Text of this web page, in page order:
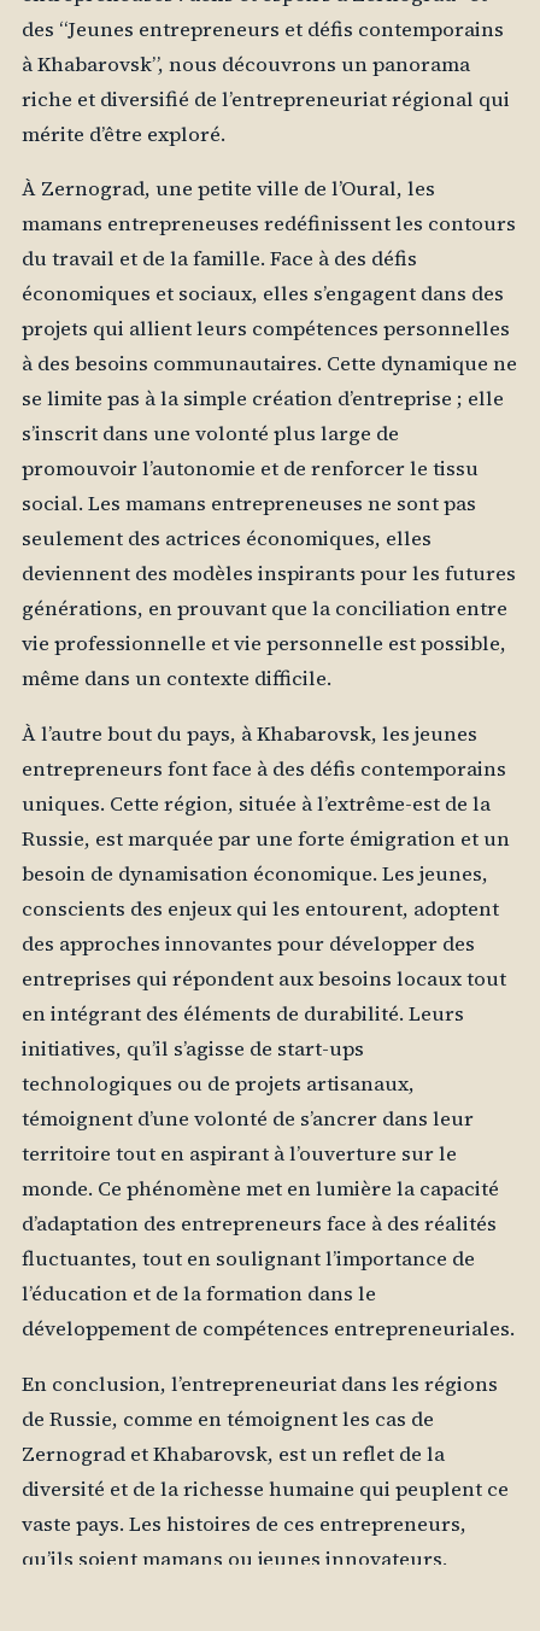
des “Jeunes entrepreneurs et défis contemporains
à Khabarovsk”, nous découvrons un panorama
riche et diversifié de l’entrepreneuriat régional qui
mérite d’être exploré.
À Zernograd, une petite ville de l’Oural, les
mamans entrepreneuses redéfinissent les contours
du travail et de la famille. Face à des défis
économiques et sociaux, elles s’engagent dans des
projets qui allient leurs compétences personnelles
à des besoins communautaires. Cette dynamique ne
se limite pas à la simple création d’entreprise ; elle
s’inscrit dans une volonté plus large de
promouvoir l’autonomie et de renforcer le tissu
social. Les mamans entrepreneuses ne sont pas
seulement des actrices économiques, elles
deviennent des modèles inspirants pour les futures
générations, en prouvant que la conciliation entre
vie professionnelle et vie personnelle est possible,
même dans un contexte difficile.
À l’autre bout du pays, à Khabarovsk, les jeunes
entrepreneurs font face à des défis contemporains
uniques. Cette région, située à l’extrême-est de la
Russie, est marquée par une forte émigration et un
besoin de dynamisation économique. Les jeunes,
conscients des enjeux qui les entourent, adoptent
des approches innovantes pour développer des
entreprises qui répondent aux besoins locaux tout
en intégrant des éléments de durabilité. Leurs
initiatives, qu’il s’agisse de start-ups
technologiques ou de projets artisanaux,
témoignent d’une volonté de s’ancrer dans leur
territoire tout en aspirant à l’ouverture sur le
monde. Ce phénomène met en lumière la capacité
d’adaptation des entrepreneurs face à des réalités
fluctuantes, tout en soulignant l’importance de
l’éducation et de la formation dans le
développement de compétences entrepreneuriales.
En conclusion, l’entrepreneuriat dans les régions
de Russie, comme en témoignent les cas de
Zernograd et Khabarovsk, est un reflet de la
diversité et de la richesse humaine qui peuplent ce
vaste pays. Les histoires de ces entrepreneurs,
qu’ils soient mamans ou jeunes innovateurs,